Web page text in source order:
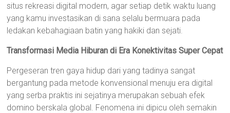
situs rekreasi digital modern, agar setiap detik waktu luang
yang kamu investasikan di sana selalu bermuara pada
ledakan kebahagiaan batin yang hakiki dan sejati.
Transformasi Media Hiburan di Era Konektivitas Super Cepat
Pergeseran tren gaya hidup dari yang tadinya sangat
bergantung pada metode konvensional menuju era digital
yang serba praktis ini sejatinya merupakan sebuah efek
domino berskala global. Fenomena ini dipicu oleh semakin